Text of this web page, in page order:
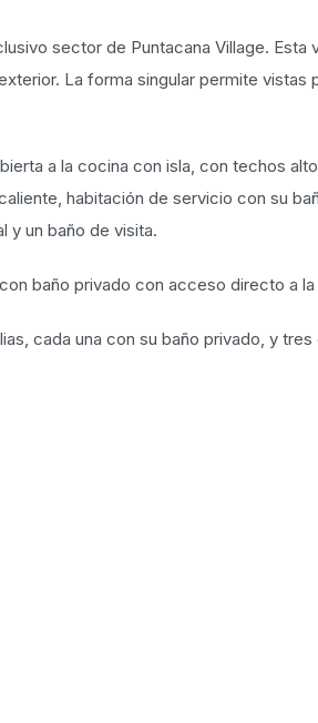
sector de Puntacana Village. Esta
La forma singular permite vistas
a la cocina con isla, con techos
habitación de servicio con su
y un baño de visita.
baño privado con acceso directo a la
cada una con su baño privado, y tres